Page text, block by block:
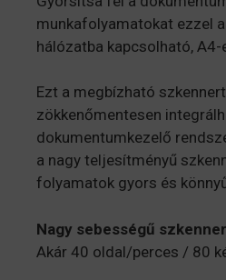
munkafolyamatokat ezzel
hálózatba kapcsolható, A4-
Ezt a megbízható
zökkenőmentesen
dokumentumkezelő
a nagy teljesítményű
folyamatok gyors és
Nagy sebességű szkenner
Akár 40 oldal/perces / 80